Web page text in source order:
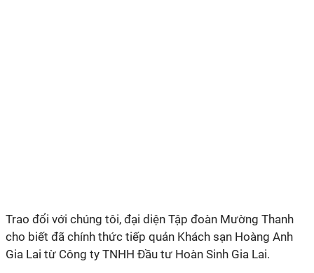
Trao đổi với chúng tôi, đại diện Tập đoàn Mường Thanh
cho biết đã chính thức tiếp quản Khách sạn Hoàng Anh
Gia Lai từ Công ty TNHH Đầu tư Hoàn Sinh Gia Lai.